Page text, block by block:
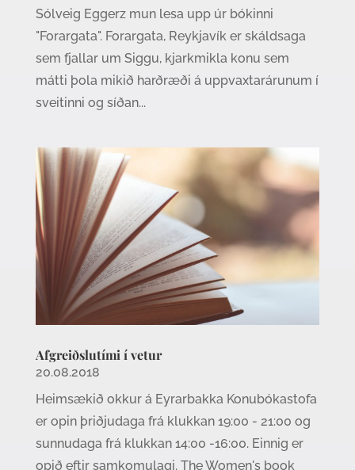
Sólveig Eggerz mun lesa upp úr bókinni
"Forargata". Forargata, Reykjavík er skáldsaga
sem fjallar um Siggu, kjarkmikla konu sem
mátti þola mikið harðræði á uppvaxtarárunum í
sveitinni og síðan...
Afgreiðslutími í vetur
20.08.2018
Heimsækið okkur á Eyrarbakka Konubókastofa
er opin þriðjudaga frá klukkan 19:00 - 21:00 og
sunnudaga frá klukkan 14:00 -16:00. Einnig er
opið eftir samkomulagi. The Women's book